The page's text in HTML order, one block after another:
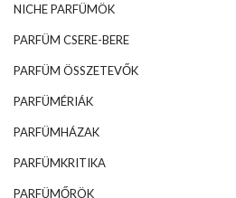
NICHE PARFÜMÖK
PARFÜM CSERE-BERE
PARFÜM ÖSSZETEVŐK
PARFÜMÉRIÁK
PARFÜMHÁZAK
PARFÜMKRITIKA
PARFÜMŐRÖK